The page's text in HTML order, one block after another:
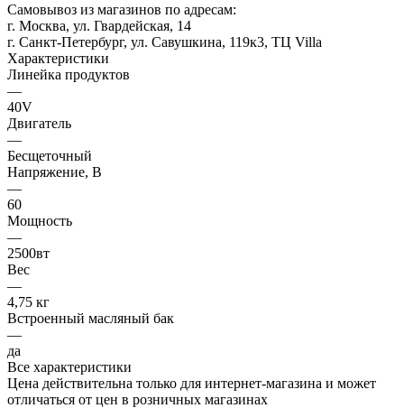
Самовывоз из магазинов по адресам:
г. Москва, ул. Гвардейская, 14
г. Санкт-Петербург, ул. Савушкина, 119к3, ТЦ Villa
Характеристики
Линейка продуктов
—
40V
Двигатель
—
Бесщеточный
Напряжение, В
—
60
Мощность
—
2500вт
Вес
—
4,75 кг
Встроенный масляный бак
—
да
Все характеристики
Цена действительна только для интернет-магазина и может
отличаться от цен в розничных магазинах